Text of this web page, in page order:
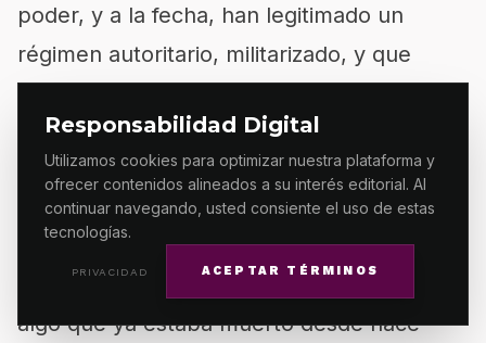
Responsabilidad Digital
Utilizamos cookies para optimizar nuestra plataforma y
ofrecer contenidos alineados a su interés editorial. Al
continuar navegando, usted consiente el uso de estas
tecnologías.
PRIVACIDAD ACEPTAR TÉRMINOS
poder, y a la fecha, han legitimado un
régimen autoritario, militarizado, y que
localizados”.
Por otro lado, participar en la elección
tampoco es validar la destrucción del
Poder Judicial, ya que no se puede destruir
algo que ya estaba muerto desde hace